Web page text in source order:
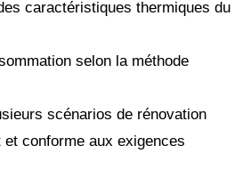
caractéristiques thermiques du
selon la méthode
scénarios de rénovation
conforme aux exigences